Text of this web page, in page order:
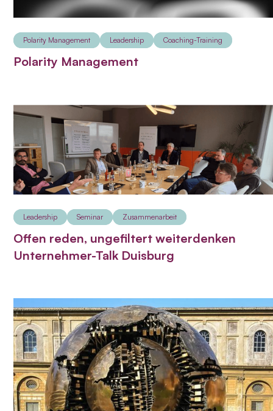
Polarity Management Leadership Coaching-Training
Polarity Management
Leadership Seminar Zusammenarbeit
Offen reden, ungefiltert weiterdenken
Unternehmer-Talk Duisburg